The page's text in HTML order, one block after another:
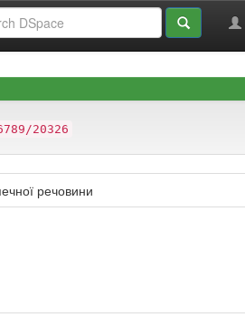
20326
речовини